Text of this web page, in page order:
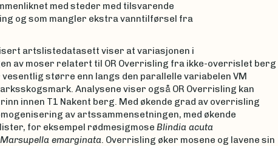
med steder med tilsvarende
og som mangler ekstra vanntilførsel fra
artslistedatasett viser at variasjonen i
av moser relatert til OR Overrisling fra ikke-overrislet berg
større enn langs den parallelle variabelen VM
Analysene viser også OR Overrisling kan
innen T1 Nakent berg. Med økende grad av overrisling
av artssammensetningen, med økende
for eksempel rødmesigmose Blindia acuta
Marsupella emarginata . Overrisling øker mosene og lavene sin